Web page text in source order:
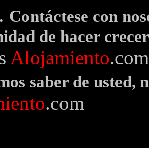
Contáctese con
de hacer
Alojamiento
saber de usted,
.com